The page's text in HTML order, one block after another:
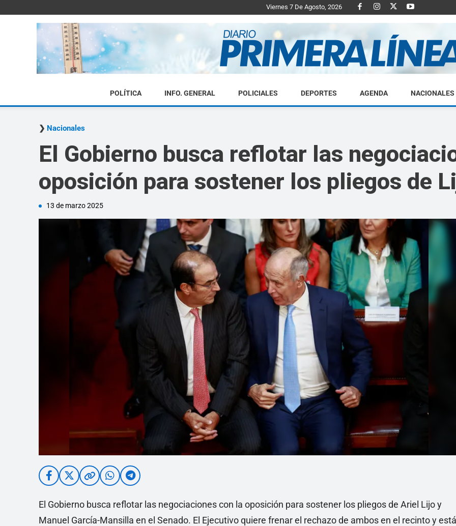
Viernes 7 De Agosto, 2026
Diario
Primera
Linea
POLÍTICA INFO. GENERAL POLICIALES DEPORTES AGENDA NACIONALES
Nacionales
El Gobierno busca reflotar las
oposición para sostener los pliegos de
13 de marzo 2025
El Gobierno busca reflotar las negociaciones con la oposición para sostener los pliegos de Ariel Lijo y
Manuel García-Mansilla en el Senado. El Ejecutivo quiere frenar el rechazo de ambos en el recinto y está